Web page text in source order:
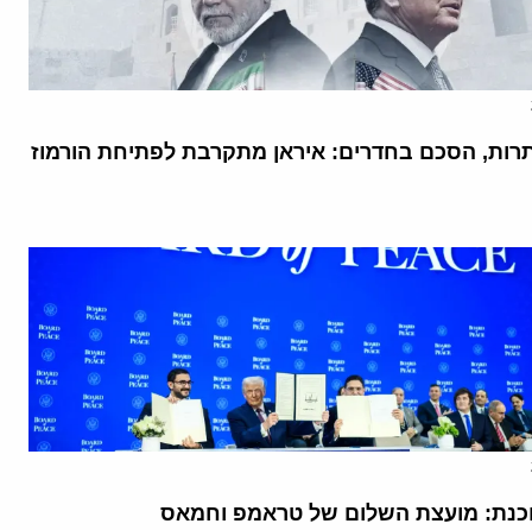
הסכם בחדרים: איראן מתקרבת לפתיחת הורמוז
מועצת השלום של טראמפ וחמאס